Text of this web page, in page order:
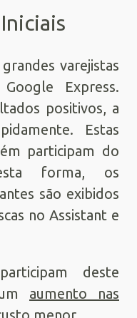
varejistas
Express.
positivos, a
Estas
participam do
forma, os
são exibidos
no Assistant e
deste
aumento nas